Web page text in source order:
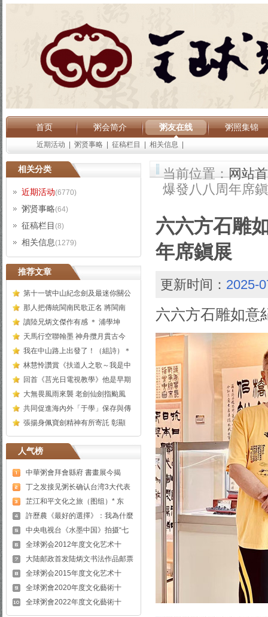
首页 粥会简介 粥友在线 粥照集锦
近期活动 粥贤事略 征稿栏目 相关信息
相关分类
近期活动(6770)
粥贤事略(64)
征稿栏目 (8)
相关信息(1279)
推荐文章
第十一號中山紀念劍及最迷你關公
那人把傳統閩南民歌正名 將閩南
讀陸兄炳文傑作有感 ＊ 浦學坤
天馬行空聯翰墨 神舟攬月貫古今
我在中山路上出發了！（組詩）＊
林慧怜讚賞《扶道人之歌～我是中
回首《莒光日電視教學》他是早期
大無畏風雨來襲 老劍仙劍指颱風
共同促進海內外「于學」保存與傳
張揚身佩寶劍精神有所寄託 彰顯
人气榜
中華粥會拜會縣府 書畫展今揭
丁之发接见粥长确认台湾3大代表
芷江和平文化之旅（图组）* 东
許歷農《最好的選擇》：我為什麼
中央电视台《水墨中国》拍摄“七
全球粥会2012年度文化艺术十
大陆邮政首发陆炳文书法作品邮票
全球粥会2015年度文化艺术十
全球粥會2020年度文化藝術十
全球粥會2022年度文化藝術十
当前位置：网站
爆發八八周年席
六六方石雕
年席鎭展
更新时间： 2025-
六六方石雕如意